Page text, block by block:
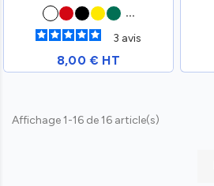
...
3 avis
8,00 € HT
Affichage 1-16 de 16 article(s)